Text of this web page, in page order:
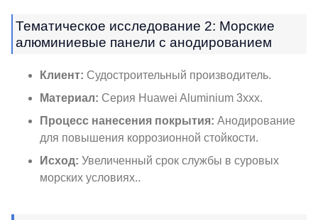
Тематическое исследование 2: Морские
алюминиевые панели с анодированием
Клиент: Судостроительный производитель.
Материал: Серия Huawei Aluminium 3xxx.
Процесс нанесения покрытия: Анодирование
для повышения коррозионной стойкости.
Исход: Увеличенный срок службы в суровых
морских условиях..